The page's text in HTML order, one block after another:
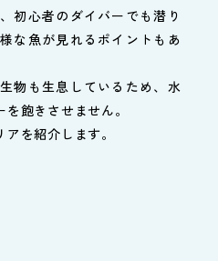
初心者のダイバーでも潜り
な魚が見れるポイントもあ
物も生息しているため、水
飽きさせません。
を紹介します。